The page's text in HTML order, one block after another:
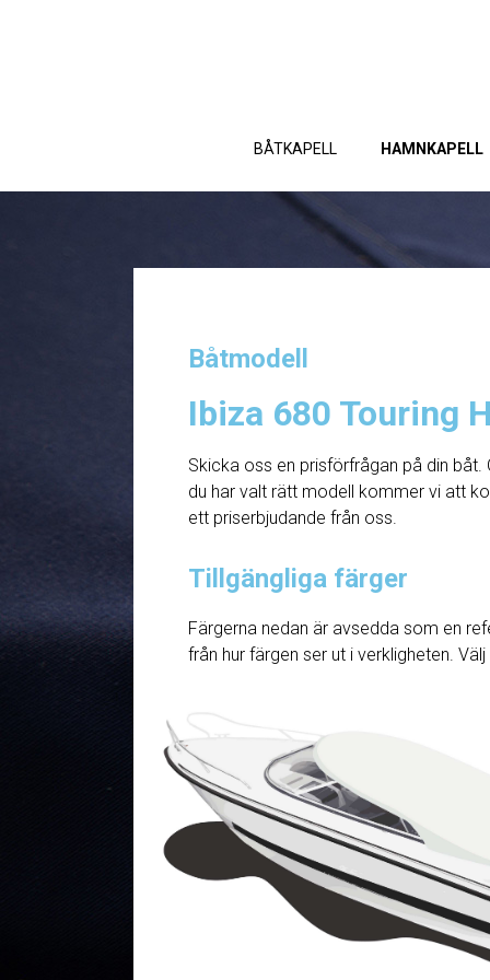
BÅTKAPELL HAMNKAPELL
Båtmodell
Ibiza 680 Touring
Skicka oss en prisförfrågan på din
du har valt rätt modell kommer vi att
ett priserbjudande från oss.
Tillgängliga färger
Färgerna nedan är avsedda som en
från hur färgen ser ut i verkligheten.